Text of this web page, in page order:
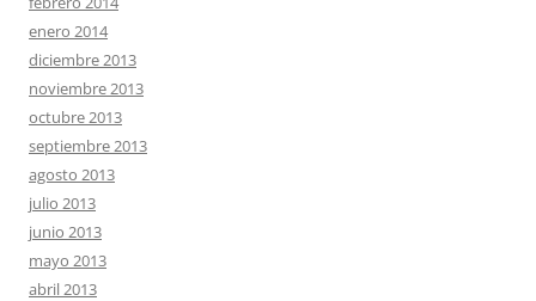
enero 2014
diciembre 2013
noviembre 2013
octubre 2013
septiembre 2013
agosto 2013
julio 2013
junio 2013
mayo 2013
abril 2013